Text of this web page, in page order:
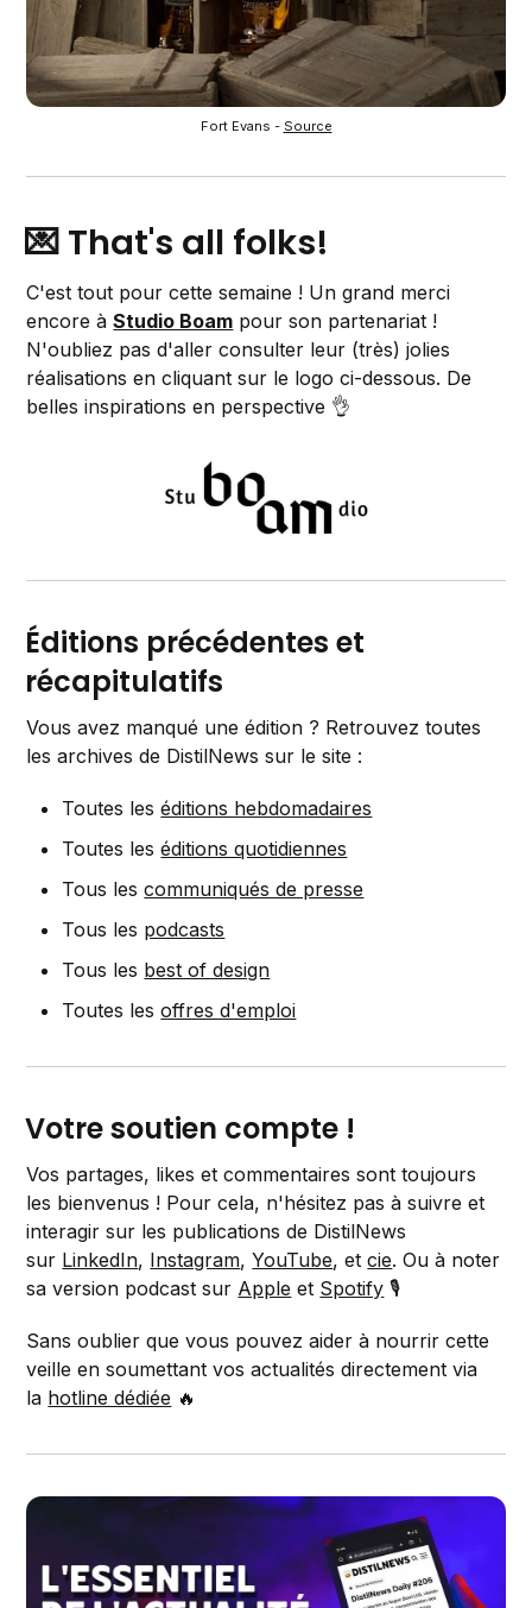
Fort Evans - Source
💌 That's all folks!
C'est tout pour cette semaine ! Un grand merci
encore àStudio Boam pour son partenariat !
N'oubliez pas d'aller consulter leur (très) jolies
réalisations en cliquant sur le logo ci-dessous. De
belles inspirations en perspective 👌
Éditions précédentes et
récapitulatifs
Vous avez manqué une édition ? Retrouvez toutes
les archives de DistilNews sur le site :
Toutes leséditions hebdomadaires
Toutes leséditions quotidiennes
Tous lescommuniqués de presse
Tous les podcasts
Tous les best of design
Toutes lesoffres d'emploi
Votre soutien compte !
Vos partages, likes et commentaires sont toujours
les bienvenus ! Pour cela, n'hésitez pas à suivre et
interagir sur les publications de DistilNews
sur LinkedIn, Instagram,YouTube, etcie. Ou à noter
sa version podcast sur Apple et Spotify 🎙️
Sans oublier que vous pouvez aider à nourrir cette
veille en soumettant vos actualités directement via
la hotline dédiée 🔥